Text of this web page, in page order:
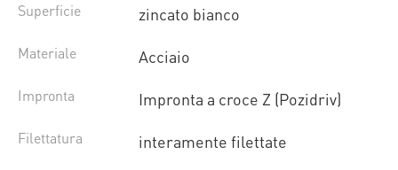
Superficie zincato bianco
Materiale Acciaio
Impronta Impronta a croce Z (Pozidriv)
Filettatura interamente filettate